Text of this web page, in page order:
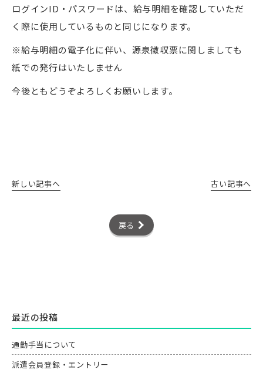
ログインID・パスワードは、給与明細を確認していただ
く際に使用しているものと同じになります。
※給与明細の電子化に伴い、源泉徴収票に関しましても
紙での発行はいたしません
今後ともどうぞよろしくお願いします。
新しい記事へ 古い記事へ
戻る
最近の投稿
通勤手当について
派遣会員登録・エントリー